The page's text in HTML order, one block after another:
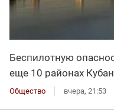
Беспилотную
еще 10 районах
Общество вчера, 21:53